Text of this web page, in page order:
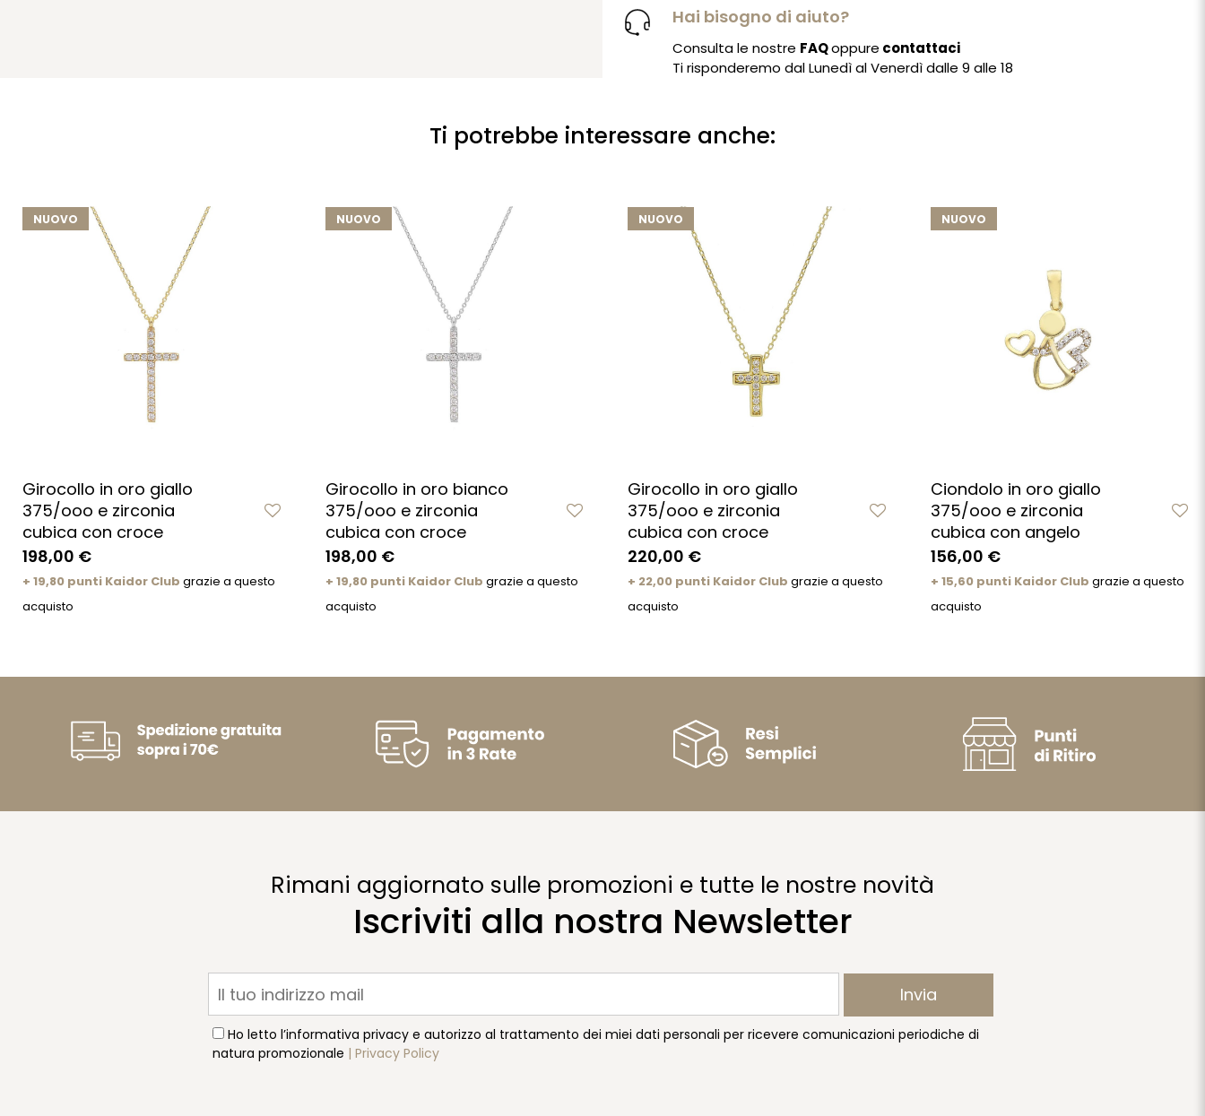
Hai bisogno di aiuto?
Consulta le nostre FAQoppure contattaci
Ti risponderemo dal Lunedì al Venerdì dalle 9 alle 18
Ti potrebbe interessare anche:
NUOVO
Girocollo in oro giallo
375/ooo e zirconia
cubica con croce
198,00 €
+ 19,80 punti Kaidor Club grazie a questo
acquisto
NUOVO
Girocollo in oro bianco
375/ooo e zirconia
cubica con croce
198,00 €
+ 19,80 punti Kaidor Club grazie a questo
acquisto
NUOVO
Girocollo in oro giallo
375/ooo e zirconia
cubica con croce
220,00 €
+ 22,00 punti Kaidor Club grazie a questo
acquisto
NUOVO
Ciondolo in oro giallo
375/ooo e zirconia
cubica con angelo
156,00 €
+ 15,60 punti Kaidor Club grazie a questo
acquisto
Rimani aggiornato sulle promozioni e tutte le nostre novità
Iscriviti alla nostra Newsletter
Invia
Ho letto l’informativa privacy e autorizzo al trattamento dei miei dati personali per ricevere comunicazioni periodiche di
natura promozionale | Privacy Policy